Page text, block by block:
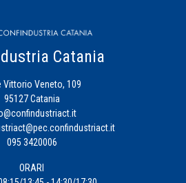
Catania
Vittorio Veneto, 109
95127 Catania
095 3420006
ORARI